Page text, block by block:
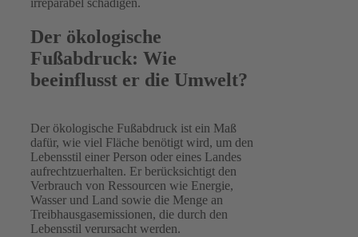
irreparabel schädigen.
Der ökologische
Fußabdruck: Wie
beeinflusst er die Umwelt?
Der ökologische Fußabdruck ist ein Maß
dafür, wie viel Fläche benötigt wird, um den
Lebensstil einer Person oder eines Landes
aufrechtzuerhalten. Er berücksichtigt den
Verbrauch von Ressourcen wie Energie,
Wasser und Land sowie die Menge an
Treibhausgasemissionen, die durch den
Lebensstil verursacht werden.